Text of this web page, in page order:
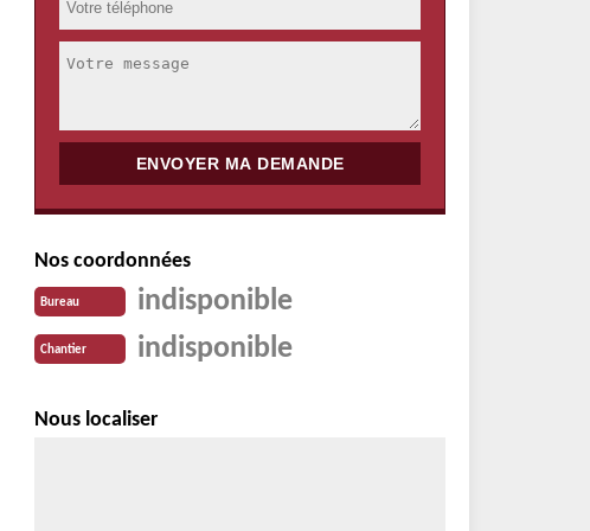
Nos coordonnées
Bureau indisponible
Chantier indisponible
Nous localiser